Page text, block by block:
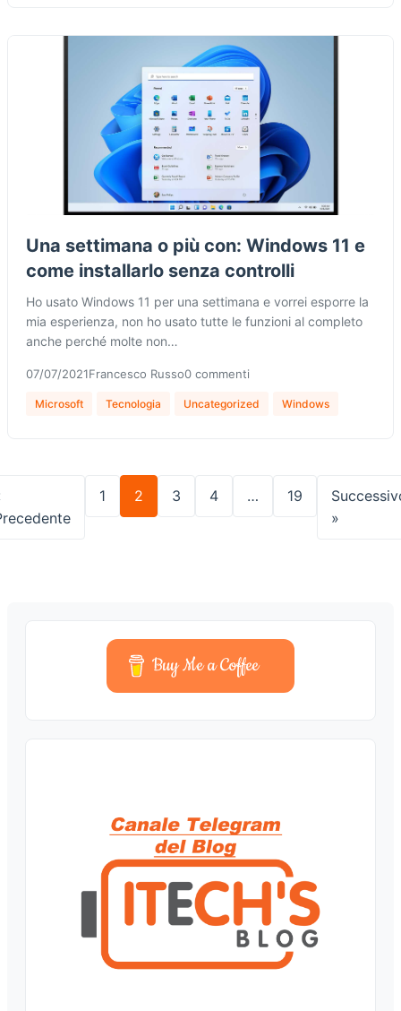
Una settimana o più con: Windows 11 e
come installarlo senza controlli
Ho usato Windows 11 per una settimana e vorrei esporre la
mia esperienza, non ho usato tutte le funzioni al completo
anche perché molte non…
07/07/2021Francesco Russo0 commenti
Microsoft Tecnologia Uncategorized Windows
1 2 3 4 … 19
»
Buy Me a Coffee